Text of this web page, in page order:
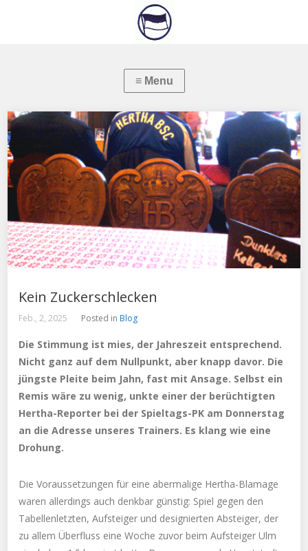
Kein Zuckerschlecken
Feb., 2, 2025 Posted in Blog
Die Stimmung ist mies, der Jahreszeit entsprechend.
Nicht ganz auf dem Nullpunkt, aber knapp davor. Die
jüngste Pleite beim Jahn, fast mit Ansage. Selbst ein
Remis wäre zu wenig, unkte einer der berüchtigten
Hertha-Reporter bei der Spieltags-PK am Donnerstag
an die Adresse unseres Trainers. Es klang wie eine
Drohung.
Die Voraussetzungen für eine abermalige Hertha-Blamage
waren allerdings auch denkbar günstig: Spiel gegen den
Tabellenletzten, Aufsteiger und designierten Absteiger, der
zu allem Überfluss eine Woche zuvor beim Aufsteiger Ulm